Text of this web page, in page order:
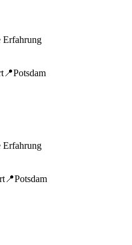
Erfahrung
📍Potsdam
Erfahrung
📍Potsdam